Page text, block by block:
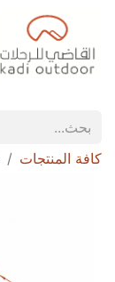
كافة المنتجات